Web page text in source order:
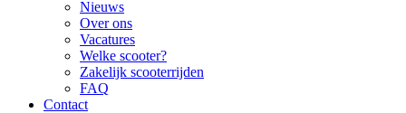
Nieuws
Over ons
Vacatures
Welke scooter?
Zakelijk scooterrijden
FAQ
Contact